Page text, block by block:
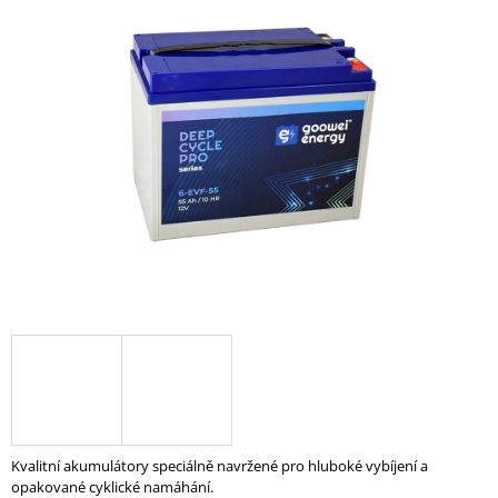
Kvalitní akumulátory speciálně navržené pro hluboké vybíjení a
opakované cyklické namáhání.
U
Č